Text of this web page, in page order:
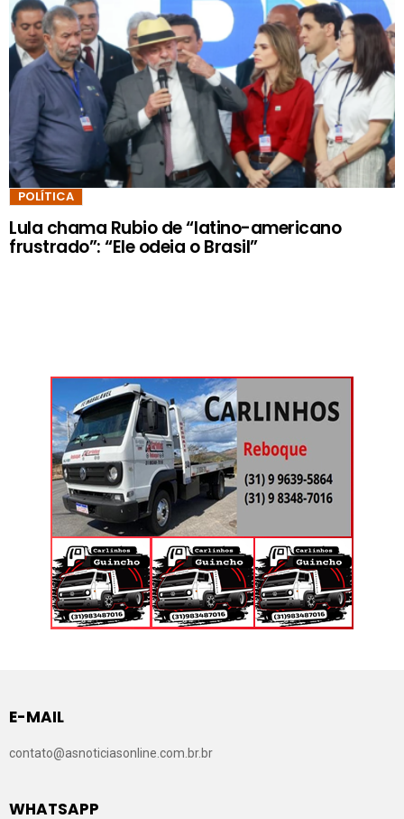
POLÍTICA
Lula chama Rubio de “latino-americano
frustrado”: “Ele odeia o Brasil”
E-MAIL
contato@asnoticiasonline.com.br.br
WHATSAPP